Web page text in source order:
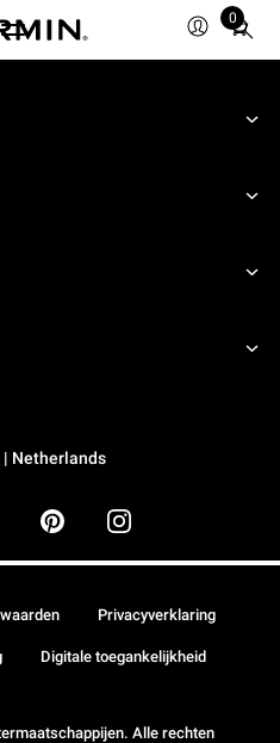
0
Total
items
cart:
Netherlands
Alle rechten
Privacyverklaring
Digitale toegankelijkheid